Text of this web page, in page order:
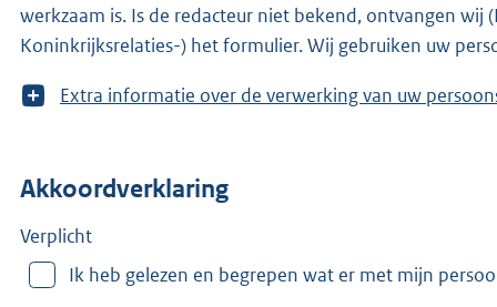
werkzaam is. Is de redacteur niet bekend, ontvangen wij (KOOP -onderdeel van het ministerie van Binnenlandse Zaken en
Koninkrijksrelaties-) het formulier. Wij gebruiken uw
T
m
e
Extra informatie over de verwerking van uw
Akkoordverklaring
Verplicht
Ik heb gelezen en begrepen wat er met mijn